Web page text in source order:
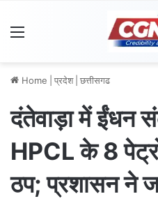
Home प्रदेश छत्तीसगढ
दंतेवाड़ा में ईंधन
HPCL के 8
ठप; प्रशासन ने